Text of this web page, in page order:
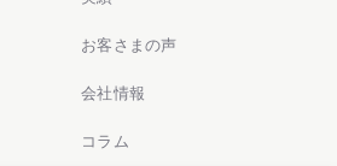
お客さまの声
会社情報
コラム